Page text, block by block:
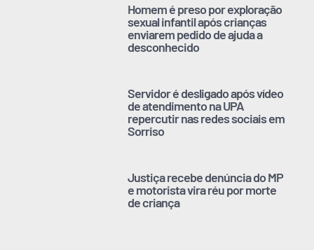
Homem é preso por exploração
sexual infantil após crianças
enviarem pedido de ajuda a
desconhecido
Servidor é desligado após vídeo
de atendimento na UPA
repercutir nas redes sociais em
Sorriso
Justiça recebe denúncia do MP
e motorista vira réu por morte
de criança